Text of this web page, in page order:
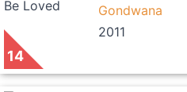
14
Gondwana
2011